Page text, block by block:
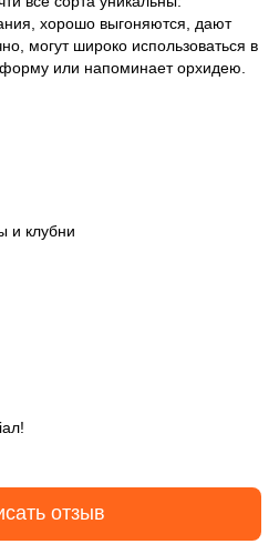
хорошо выгоняются, дают
могут широко использоваться в
или напоминает орхидею.
и клубни
отзыв